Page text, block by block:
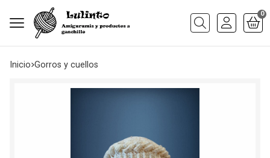
Buscar
0
Inicio gorros y cuellos